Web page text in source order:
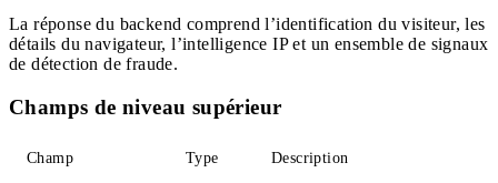
La réponse du backend comprend l’identification du visiteur, les
détails du navigateur, l’intelligence IP et un ensemble de signaux
de détection de fraude.
Champs de niveau supérieur
Champ Type Description